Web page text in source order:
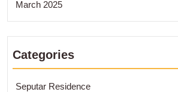
March 2025
Categories
Seputar Residence